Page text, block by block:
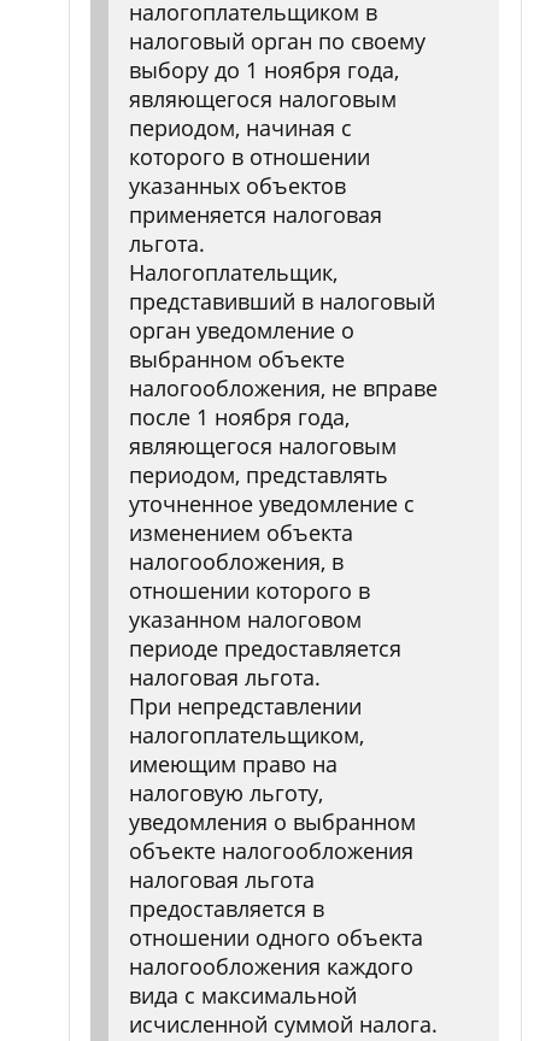
налогоплательщиком в
налоговый орган по своему
выбору до 1 ноября года,
являющегося налоговым
периодом, начиная с
которого в отношении
указанных объектов
применяется налоговая
льгота.
Налогоплательщик,
представивший в налоговый
орган уведомление о
выбранном объекте
налогообложения, не вправе
после 1 ноября года,
являющегося налоговым
периодом, представлять
уточненное уведомление с
изменением объекта
налогообложения, в
отношении которого в
указанном налоговом
периоде предоставляется
налоговая льгота.
При непредставлении
налогоплательщиком,
имеющим право на
налоговую льготу,
уведомления о выбранном
объекте налогообложения
налоговая льгота
предоставляется в
отношении одного объекта
налогообложения каждого
вида с максимальной
исчисленной суммой налога.